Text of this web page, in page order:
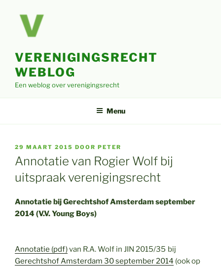
VERENIGINGSRECHT
WEBLOG
Een weblog over verenigingsrecht
Menu
GEPLAATST
OP
29 MAART 2015 DOOR PETER
Annotatie van Rogier Wolf bij
uitspraak verenigingsrecht
Annotatie bij Gerechtshof Amsterdam september
2014 (V.V. Young Boys)
Annotatie (pdf)van R.A. Wolf in JIN 2015/35 bij
Gerechtshof Amsterdam 30 september 2014 (ook op